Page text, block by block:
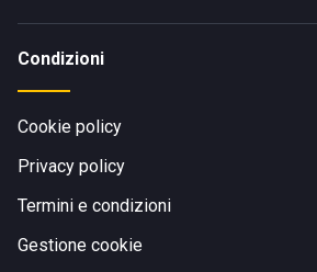
Condizioni
Cookie policy
Privacy policy
Termini e condizioni
Gestione cookie